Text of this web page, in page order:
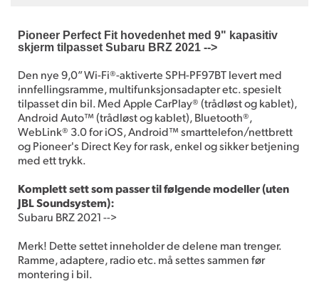
Pioneer Perfect Fit hovedenhet med 9" kapasitiv
skjerm tilpasset Subaru BRZ 2021 -->
Den nye 9,0” Wi-Fi®-aktiverte SPH-PF97BT levert med
innfellingsramme, multifunksjonsadapter etc. spesielt
tilpasset din bil. Med Apple CarPlay® (trådløst og kablet),
Android Auto™ (trådløst og kablet), Bluetooth®,
WebLink® 3.0 for iOS, Android™ smarttelefon/nettbrett
og Pioneer's Direct Key for rask, enkel og sikker betjening
med ett trykk.
Komplett sett som passer til følgende modeller (uten
JBL Soundsystem):
Subaru BRZ 2021 -->
Merk! Dette settet inneholder de delene man trenger.
Ramme, adaptere, radio etc. må settes sammen før
montering i bil.